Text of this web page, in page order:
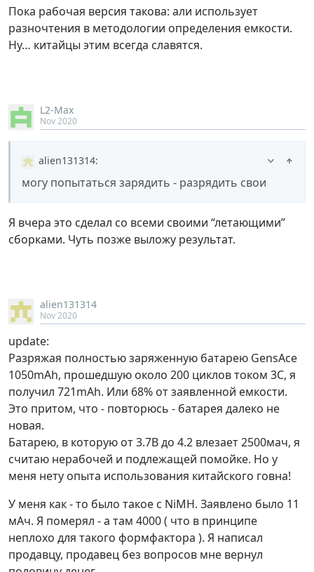
Пока рабочая версия такова: али использует
разночтения в методологии определения емкости.
Ну… китайцы этим всегда славятся.
L2-Max
Nov 2020
alien131314:
могу попытаться зарядить - разрядить свои
Я вчера это сделал со всеми своими “летающими”
сборками. Чуть позже выложу результат.
alien131314
Nov 2020
update:
Разряжая полностью заряженную батарею GensAce
1050mAh, прошедшую около 200 циклов током 3С, я
получил 721mAh. Или 68% от заявленной емкости.
Это притом, что - повторюсь - батарея далеко не
новая.
Батарею, в которую от 3.7В до 4.2 влезает 2500мач, я
считаю нерабочей и подлежащей помойке. Но у
меня нету опыта использования китайского говна!
У меня как - то было такое с NiMH. Заявлено было 11
мАч. Я померял - а там 4000 ( что в принципе
неплохо для такого формфактора ). Я написал
продавцу, продавец без вопросов мне вернул